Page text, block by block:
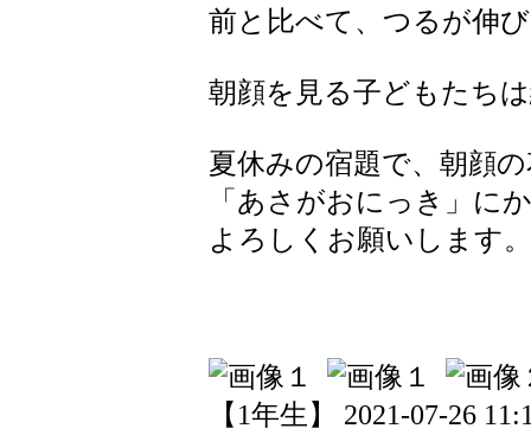
前と比べて、つるが伸
朝顔を見る子どもたち
夏休みの宿題で、朝顔
「あさがおにっき」に
よろしくお願いします。
【1年生】 2021-07-26